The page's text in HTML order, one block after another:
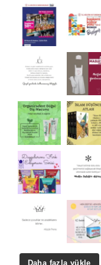
Daha fazla yükle